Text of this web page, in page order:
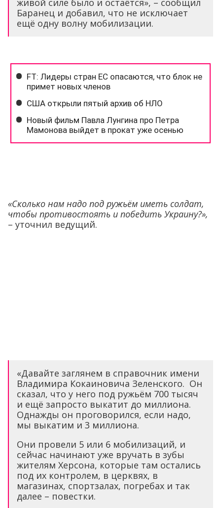
живой силе было и остаётся», – сообщил
Баранец и добавил, что не исключает
ещё одну волну мобилизации.
«Сколько нам надо под ружьём иметь солдат,
чтобы противостоять и победить Украину?»,
– уточнил ведущий.
«Давайте заглянем в справочник имени
Владимира Кокаиновича Зеленского. Он
сказал, что у него под ружьём 700 тысяч
и ещё запросто выкатит до миллиона.
Однажды он проговорился, если надо,
мы выкатим и 3 миллиона.
Они провели 5 или 6 мобилизаций, и
сейчас начинают уже вручать в зубы
жителям Херсона, которые там остались
под их контролем, в церквях, в
магазинах, спортзалах, погребах и так
далее – повестки.